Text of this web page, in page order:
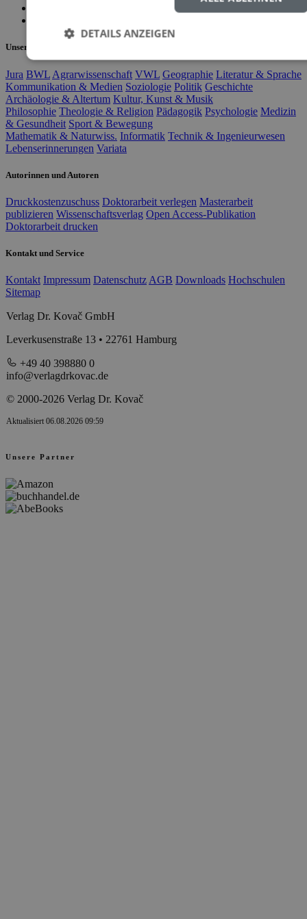
Unsere Fachgebiete
Jura BWL Agrarwissenschaft VWL Geographie Literatur & Sprache
Kommunikation & Medien Soziologie Politik Geschichte
Archäologie & Altertum Kultur, Kunst & Musik
Philosophie Theologie & Religion Pädagogik Psychologie Medizin
& Gesundheit Sport & Bewegung
Mathematik & Naturwiss. Informatik Technik & Ingenieurwesen
Lebenserinnerungen Variata
Autorinnen und Autoren
Druckkostenzuschuss Doktorarbeit verlegen Masterarbeit
publizieren Wissenschaftsverlag Open Access-Publikation
Doktorarbeit drucken
Kontakt und Service
Kontakt Impressum Datenschutz AGB Downloads Hochschulen
Sitemap
Verlag Dr. Kovač GmbH
Leverkusenstraße 13 • 22761 Hamburg
+49 40 398880 0
info@verlagdrkovac.de
© 2000-2026 Verlag Dr. Kovač
Aktualisiert 06.08.2026 09:59
Unsere Partner
DETAILS ANZEIGEN